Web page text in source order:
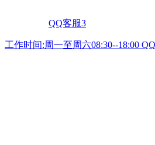
QQ客服3
工作时间:周一至周六08:30--18:00